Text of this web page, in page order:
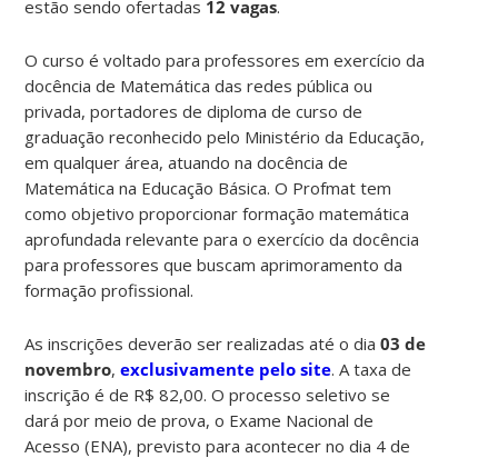
estão sendo ofertadas 12 vagas.
O curso é voltado para professores em exercício da
docência de Matemática das redes pública ou
privada, portadores de diploma de curso de
graduação reconhecido pelo Ministério da Educação,
em qualquer área, atuando na docência de
Matemática na Educação Básica. O Profmat tem
como objetivo proporcionar formação matemática
aprofundada relevante para o exercício da docência
para professores que buscam aprimoramento da
formação profissional.
As inscrições deverão ser realizadas até o dia03 de
novembro,exclusivamente pelo site. A taxa de
inscrição é de R$ 82,00. O processo seletivo se
dará por meio de prova, o Exame Nacional de
Acesso (ENA), previsto para acontecer no dia 4 de